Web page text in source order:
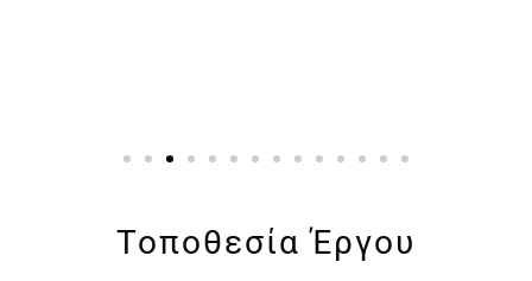
Τοποθεσία Έργου